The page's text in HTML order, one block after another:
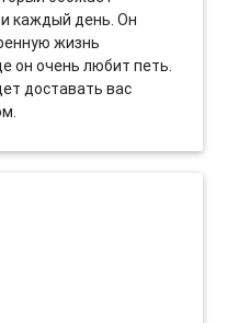
каждый день. Он
жизнь
он очень любит петь.
доставать вас